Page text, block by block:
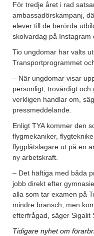
För tredje året i rad
ambassadörskampanj,
elever till de berörda
skolvardag på Instagram
Tio ungdomar har valts
Transportprogrammet
– När ungdomar visar
personligt, trovärdigt
verkligen handlar om,
pressmeddelande.
Enligt TYA kommer den
flygmekaniker,
flygplåtslagare ut på en
ny arbetskraft.
– Det häftiga med båda
jobb direkt efter
alla som tar examen på
mindre bransch, men
efterfrågad, säger Sigalit
Tidigare nyhet om